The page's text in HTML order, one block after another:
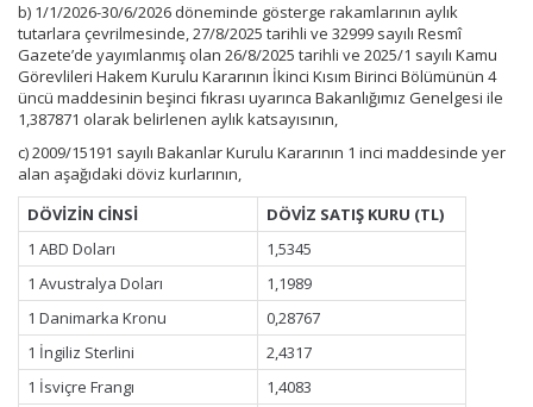
b) 1/1/2026-30/6/2026 döneminde gösterge rakamlarının aylık
tutarlara çevrilmesinde, 27/8/2025 tarihli ve 32999 sayılı Resmî
Gazete’de yayımlanmış olan 26/8/2025 tarihli ve 2025/1 sayılı Kamu
Görevlileri Hakem Kurulu Kararının İkinci Kısım Birinci Bölümünün 4
üncü maddesinin beşinci fıkrası uyarınca Bakanlığımız Genelgesi ile
1,387871 olarak belirlenen aylık katsayısının,
c) 2009/15191 sayılı Bakanlar Kurulu Kararının 1 inci maddesinde yer
alan aşağıdaki döviz kurlarının,
DÖVİZİN CİNSİ
DÖVİZ SATIŞ KURU (TL)
1 ABD Doları
1,5345
1 Avustralya Doları
1,1989
1 Danimarka Kronu
0,28767
1 İngiliz Sterlini
2,4317
1 İsviçre Frangı
1,4083